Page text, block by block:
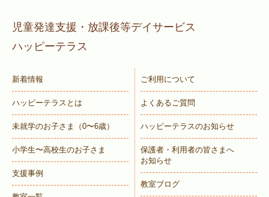
児童発達支援・放課後等デイサービス
ハッピーテラス
新着情報
ハッピーテラスとは
未就学のお子さま （0〜6歳）
小学生〜高校生のお子さま
支援事例
ご利用について
よくあるご質問
ハッピーテラスのお知らせ
保護者・利用者の皆さまへ
お知らせ
教室ブログ